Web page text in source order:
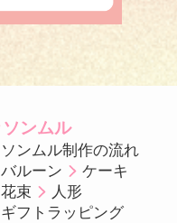
ソンムル
ソンムル制作の流れ
バルーン
ケーキ
花束
人形
ギフトラッピング